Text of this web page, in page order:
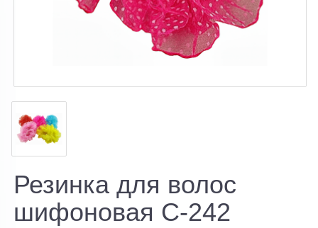
Резинка для волос
шифоновая C-242